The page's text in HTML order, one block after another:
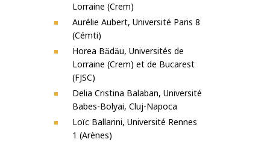
Lorraine (Crem)
Aurélie Aubert, Université Paris 8
(Cémti)
Horea Bădău, Universités de
Lorraine (Crem) et de Bucarest
(FJSC)
Delia Cristina Balaban, Université
Babes-Bolyai, Cluj-Napoca
Loïc Ballarini, Université Rennes
1 (Arènes)